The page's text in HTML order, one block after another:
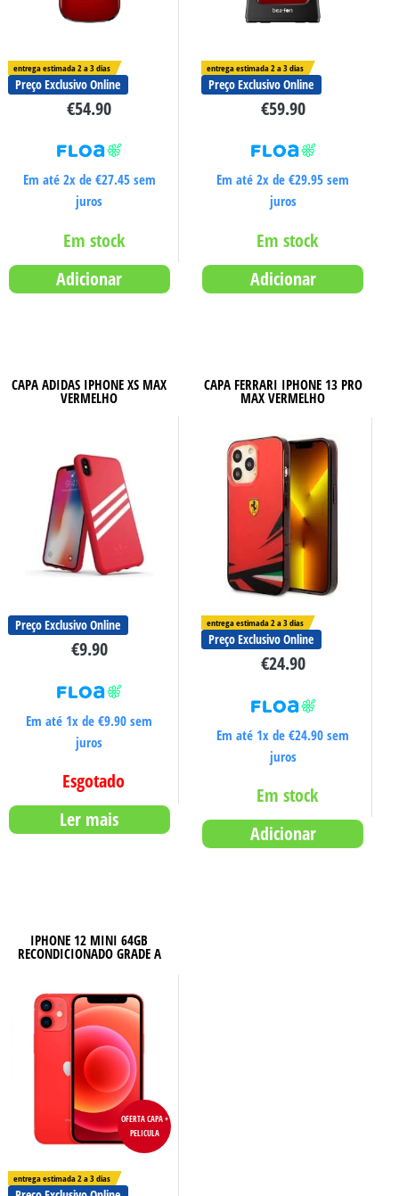
entrega estimada 2 a 3 dias
Preço Exclusivo Online
€54.90
Em até 2x de €27.45sem
juros
Em stock
Adicionar
entrega estimada 2 a 3 dias
Preço Exclusivo Online
€59.90
Em até 2x de€29.95 sem
juros
Em stock
Adicionar
CAPA ADIDAS IPHONE XS MAX
VERMELHO
Preço Exclusivo Online
€9.90
Em até 1x de€9.90 sem
juros
Esgotado
Ler mais
CAPA FERRARI IPHONE 13 PRO
MAX VERMELHO
entrega estimada 2 a 3 dias
Preço Exclusivo Online
€24.90
Em até 1x de€24.90 sem
juros
Em stock
Adicionar
IPHONE 12 MINI 64GB
RECONDICIONADO GRADE A
OFERTA CAPA +
PELICULA
entrega estimada 2 a 3 dias